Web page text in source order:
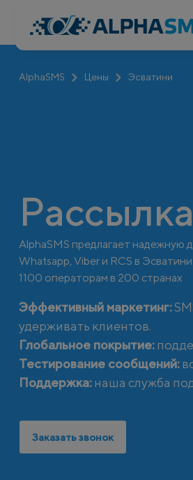
AlphaSMS Цены Эсватини
AlphaSMS предлагает надежную
Whatsapp, Viber и RCS в
1100 операторам в 200 странах
Эффективный маркетинг:
удерживать клиентов.
Глобальное покрытие:
Тестирование сообщений:
Поддержка:наша служба
Заказать звонок